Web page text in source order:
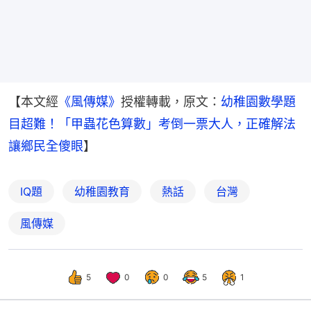
【本文經 《風傳媒》 授權轉載，原文： 幼稚園數學題
目超難！「甲蟲花色算數」考倒一票大人，正確解法
讓鄉民全傻眼】
IQ題 幼稚園教育 熱話 台灣
風傳媒
5 0 0 5 1